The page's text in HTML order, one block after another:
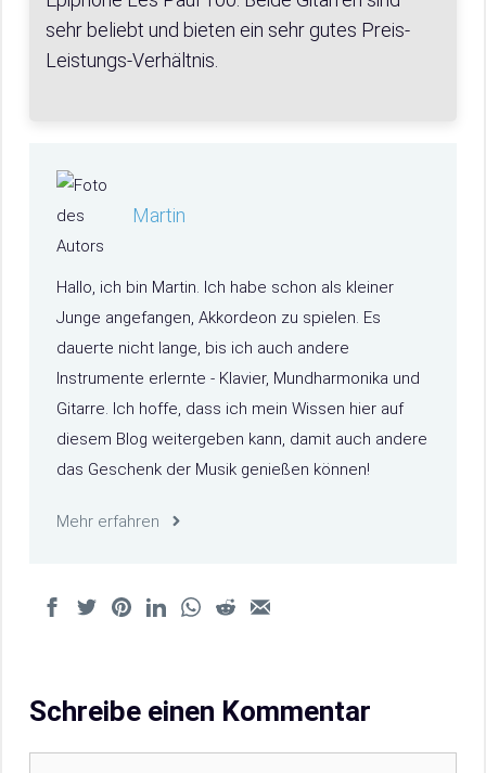
sehr beliebt und bieten ein sehr gutes Preis-
Leistungs-Verhältnis.
Martin
Hallo, ich bin Martin. Ich habe schon als kleiner
Junge angefangen, Akkordeon zu spielen. Es
dauerte nicht lange, bis ich auch andere
Instrumente erlernte - Klavier, Mundharmonika und
Gitarre. Ich hoffe, dass ich mein Wissen hier auf
diesem Blog weitergeben kann, damit auch andere
das Geschenk der Musik genießen können!
Mehr erfahren
Schreibe einen Kommentar